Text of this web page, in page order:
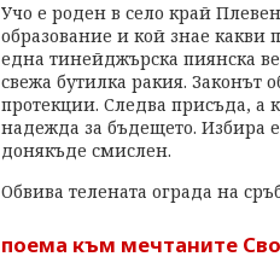
Учо е роден в село край
образование и кой знае какви
една тинейджърска пиянска
свежа бутилка ракия. Законът
протекции. Следва присъда, а
надежда за бъдещето. Избира
донякъде смислен.
Обвива телената ограда на
поема към мечтаните